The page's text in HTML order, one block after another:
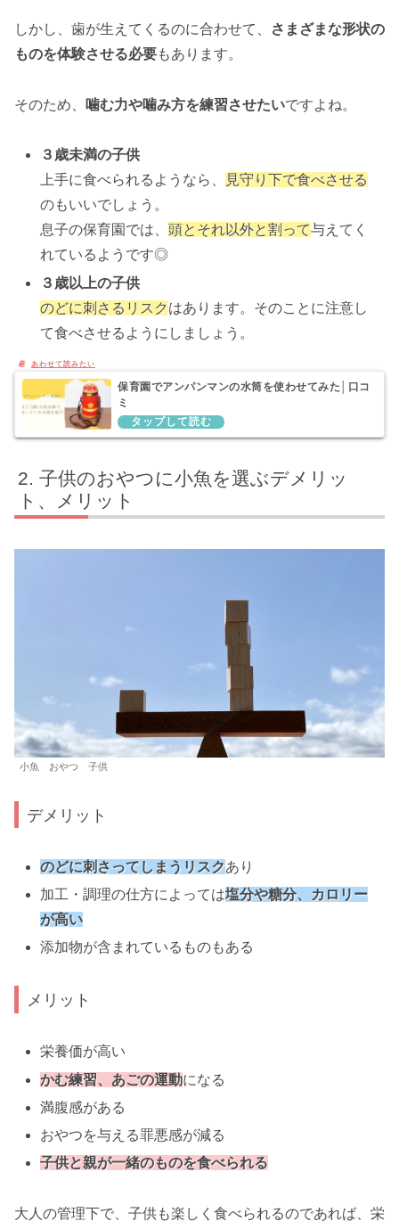
しかし、歯が生えてくるのに合わせて、
さまざまな形状の
ものを体験させる必要もあります。
そのため、 噛む力や噛み方を練習させたいですよね。
３歳未満の子供
上手に食べられるようなら、
見守り下で食べさせる
のもいいでしょう。
息子の保育園では、頭とそれ以外と割って与えてく
れているようです◎
３歳以上の子供
のどに刺さるリスクはあります。そのことに注意し
て食べさせるようにしましょう。
保育園でアンパンマンの水筒を使わせてみた│口コ
ミ
子供のおやつに小魚を選ぶデメリッ
ト、メリット
小魚 おやつ 子供
デメリット
のどに刺さってしまうリスクあり
加工・調理の仕方によっては塩分や糖分、カロリー
が高い
添加物が含まれているものもある
メリット
栄養価が高い
かむ練習、あごの運動になる
満腹感がある
おやつを与える罪悪感が減る
子供と親が一緒のものを食べられる
大人の管理下で、子供も楽しく食べられるのであれば、栄